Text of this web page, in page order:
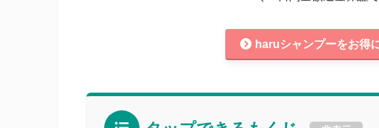
haruシャンプーをお得